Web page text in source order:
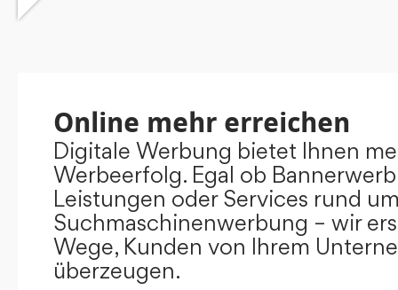
Online mehr erreichen
Digitale Werbung bietet Ihnen
Werbeerfolg. Egal ob
Leistungen oder Services rund
Suchmaschinenwerbung – wir
Wege, Kunden von Ihrem
überzeugen.